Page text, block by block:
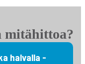
mitähittoa?
halvalla -